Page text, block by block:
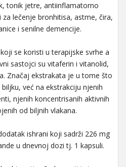
tonik jetre, antiinflamatorno
lečenje bronhitisa, astme, čira,
i senilne demencije.
se koristi u terapijske svrhe a
sastojci su vitaferin i vitanolid,
Značaj ekstrakata je u tome što
već na ekstrakciju njenih
njenih koncentrisanih aktivnih
od biljnih vlakana.
ishrani koji sadrži 226 mg
u dnevnoj dozi tj. 1 kapsuli.